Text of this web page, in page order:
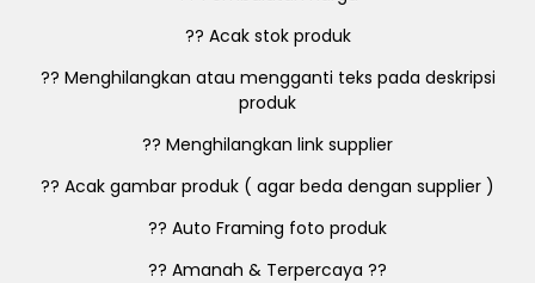
?? Acak stok produk
?? Menghilangkan atau mengganti teks pada deskripsi
produk
?? Menghilangkan link supplier
?? Acak gambar produk ( agar beda dengan supplier )
?? Auto Framing foto produk
?? Amanah & Terpercaya ??